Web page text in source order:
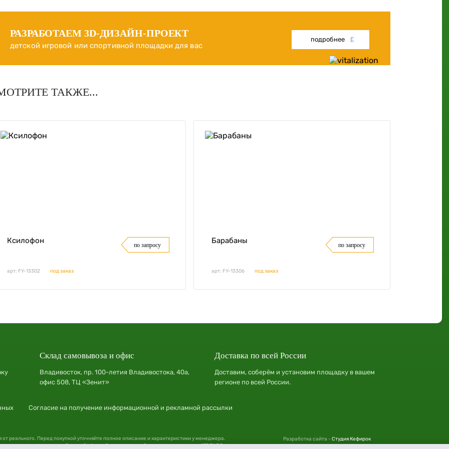
РАЗРАБОТАЕМ 3D-ДИЗАЙН-ПРОЕКТ
детской игровой или спортивной площадки для вас
подробнее
ТАКЖЕ...
Ксилофон по запросу
арт: FY-13302 под заказ
Барабаны по запросу
арт: FY-13306 под заказ
Склад самовывоза и офис
Владивосток, пр. 100-летия Владивостока, 40а,
офис 508, ТЦ «Зенит»
Доставка по всей России
Доставим, соберём и установим площадку в вашем
регионе по всей России.
Согласие на получение информационной и рекламной рассылки
реального. Перед покупкой уточняйте полное описание и характеристики у менеджера.
условиях не является публичной офертой, определяемой положениями статьи 437 ГК РФ.
Разработка сайта - Студия Кефирок
2022 год